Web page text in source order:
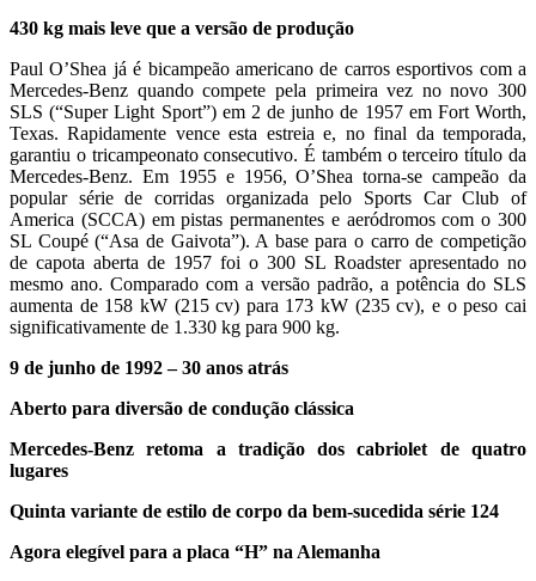
430 kg mais leve que a versão de produção
Paul O’Shea já é bicampeão americano de carros esportivos com a
Mercedes-Benz quando compete pela primeira vez no novo 300
SLS (“Super Light Sport”) em 2 de junho de 1957 em Fort Worth,
Texas. Rapidamente vence esta estreia e, no final da temporada,
garantiu o tricampeonato consecutivo. É também o terceiro título da
Mercedes-Benz. Em 1955 e 1956, O’Shea torna-se campeão da
popular série de corridas organizada pelo Sports Car Club of
America (SCCA) em pistas permanentes e aeródromos com o 300
SL Coupé (“Asa de Gaivota”). A base para o carro de competição
de capota aberta de 1957 foi o 300 SL Roadster apresentado no
mesmo ano. Comparado com a versão padrão, a potência do SLS
aumenta de 158 kW (215 cv) para 173 kW (235 cv), e o peso cai
significativamente de 1.330 kg para 900 kg.
9 de junho de 1992 – 30 anos atrás
Aberto para diversão de condução clássica
Mercedes-Benz retoma a tradição dos cabriolet de quatro
lugares
Quinta variante de estilo de corpo da bem-sucedida série 124
Agora elegível para a placa “H” na Alemanha